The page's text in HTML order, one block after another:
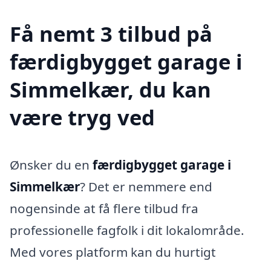
Få nemt 3 tilbud på
færdigbygget garage i
Simmelkær, du kan
være tryg ved
Ønsker du en færdigbygget garage i
Simmelkær? Det er nemmere end
nogensinde at få flere tilbud fra
professionelle fagfolk i dit lokalområde.
Med vores platform kan du hurtigt